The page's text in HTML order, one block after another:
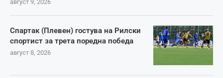
август 9, 2026
Спартак (Плевен) гостува на Рилски
спортист за трета поредна победа
август 8, 2026